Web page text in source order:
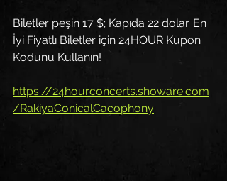
Biletler peşin 17 $; Kapıda 22 dolar. En
İyi Fiyatlı Biletler için 24HOUR Kupon
Kodunu Kullanın!
https://24hourconcerts.showare.com
/RakiyaConicalCacophony